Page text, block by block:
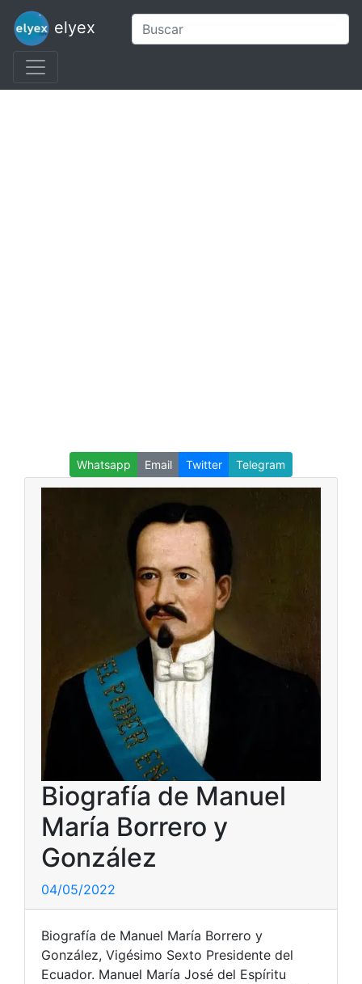
elyex
Whatsapp Email Twitter Telegram
Biografía de Manuel
María Borrero y
González
04/05/2022
Biografía de Manuel María Borrero y
González, Vigésimo Sexto Presidente del
Ecuador. Manuel María José del Espíritu